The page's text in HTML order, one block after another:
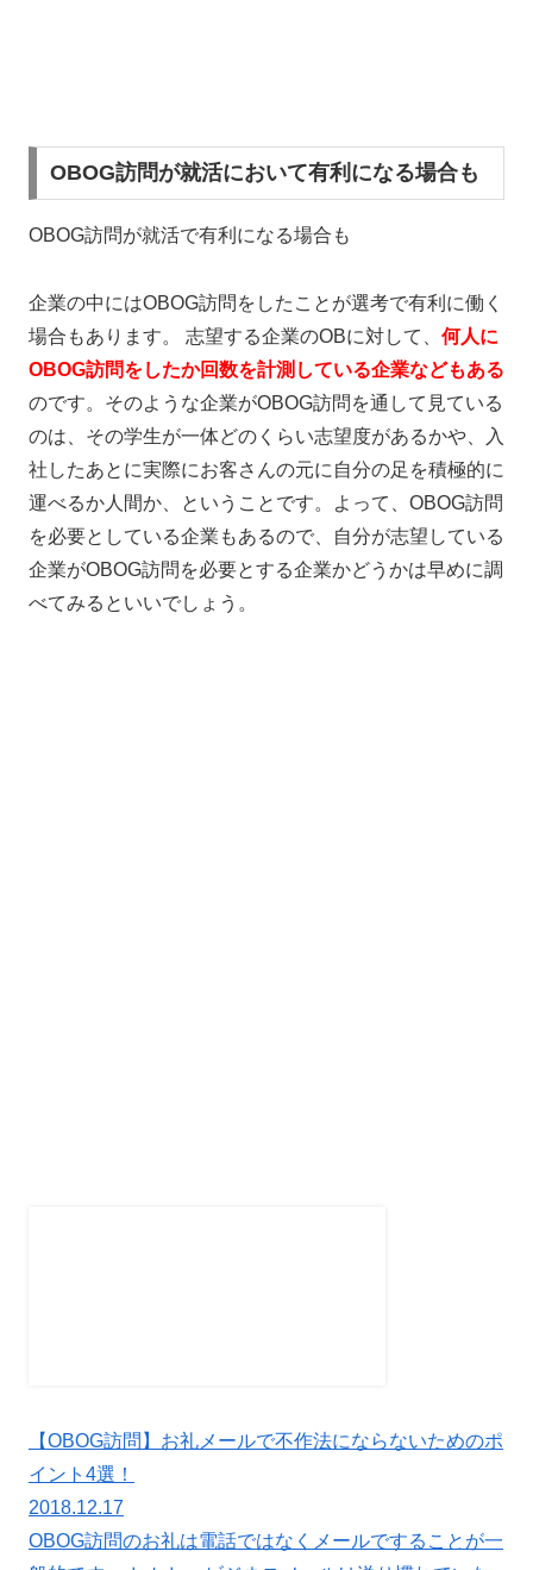
OBOG訪問が就活において有利になる場合も
OBOG訪問が就活で有利になる場合も
企業の中にはOBOG訪問をしたことが選考で有利に働く
場合もあります。 志望する企業のOBに対して、 何人に
OBOG訪問をしたか回数を計測している企業などもある
のです。そのような企業がOBOG訪問を通して見ている
のは、その学生が一体どのくらい志望度があるかや、入
社したあとに実際にお客さんの元に自分の足を積極的に
運べるか人間か、ということです。よって、OBOG訪問
を必要としている企業もあるので、自分が志望している
企業がOBOG訪問を必要とする企業かどうかは早めに調
べてみるといいでしょう。
【OBOG訪問】お礼メールで不作法にならないためのポ
イント4選！
2018.12.17
OBOG訪問のお礼は電話ではなくメールですることが一